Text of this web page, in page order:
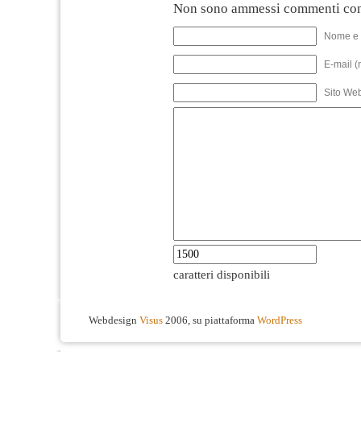
Non sono ammessi commenti
Nome
E-mail
Sito
caratteri disponibili
Webdesign Visus 2006, su piattaforma WordPress